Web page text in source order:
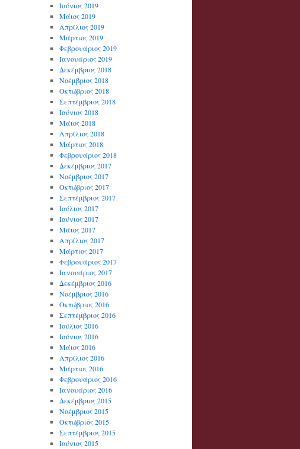
Ιούνιος 2019
Μάιος 2019
Απρίλιος 2019
Μάρτιος 2019
Φεβρουάριος 2019
Ιανουάριος 2019
Δεκέμβριος 2018
Νοέμβριος 2018
Οκτώβριος 2018
Σεπτέμβριος 2018
Ιούνιος 2018
Μάιος 2018
Απρίλιος 2018
Μάρτιος 2018
Φεβρουάριος 2018
Δεκέμβριος 2017
Νοέμβριος 2017
Οκτώβριος 2017
Σεπτέμβριος 2017
Ιούλιος 2017
Ιούνιος 2017
Μάιος 2017
Απρίλιος 2017
Μάρτιος 2017
Φεβρουάριος 2017
Ιανουάριος 2017
Δεκέμβριος 2016
Νοέμβριος 2016
Οκτώβριος 2016
Σεπτέμβριος 2016
Ιούλιος 2016
Ιούνιος 2016
Μάιος 2016
Απρίλιος 2016
Μάρτιος 2016
Φεβρουάριος 2016
Ιανουάριος 2016
Δεκέμβριος 2015
Νοέμβριος 2015
Οκτώβριος 2015
Σεπτέμβριος 2015
Ιούνιος 2015